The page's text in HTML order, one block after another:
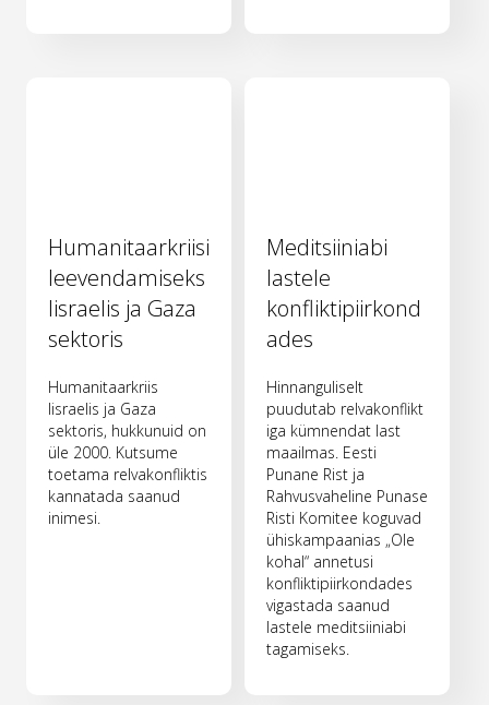
Humanitaarkriisi
leevendamiseks
Iisraelis ja Gaza
sektoris
Humanitaarkriis
Iisraelis ja Gaza
sektoris, hukkunuid on
üle 2000. Kutsume
toetama relvakonfliktis
kannatada saanud
inimesi.
Meditsiiniabi
lastele
konfliktipiirkond
ades
Hinnanguliselt
puudutab relvakonflikt
iga kümnendat last
maailmas. Eesti
Punane Rist ja
Rahvusvaheline Punase
Risti Komitee koguvad
ühiskampaanias „Ole
kohal“ annetusi
konfliktipiirkondades
vigastada saanud
lastele meditsiiniabi
tagamiseks.